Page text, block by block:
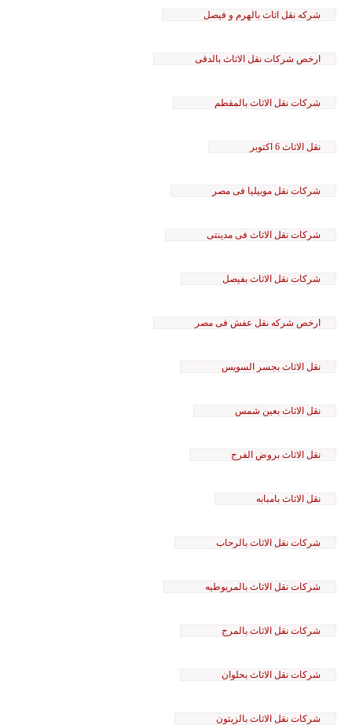
شركه نقل اثاث بالهرم و فيصل
ارخص شركات نقل الاثاث بالدقى
شركات نقل الاثاث بالمقطم
نقل الاثاث 6 اكتوبر
شركات نقل موبيليا فى مصر
شركات نقل الاثاث فى مدينتى
شركات نقل الاثاث بفيصل
ارخص شركه نقل عفش فى مصر
نقل الاثاث بجسر السويس
نقل الاثاث بعين شمس
نقل الاثاث بروض الفرج
نقل الاثاث بامبابه
شركات نقل الاثاث بالرحاب
شركات نقل الاثاث بالمريوطيه
شركات نقل الاثاث بالمرج
شركات نقل الاثاث بحلوان
شركات نقل الاثاث بالزيتون